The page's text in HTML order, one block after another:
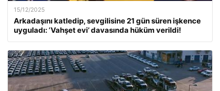
15/12/2025
Arkadaşını katledip, sevgilisine 21 gün süren işkence
uyguladı: ‘Vahşet evi’ davasında hüküm verildi!